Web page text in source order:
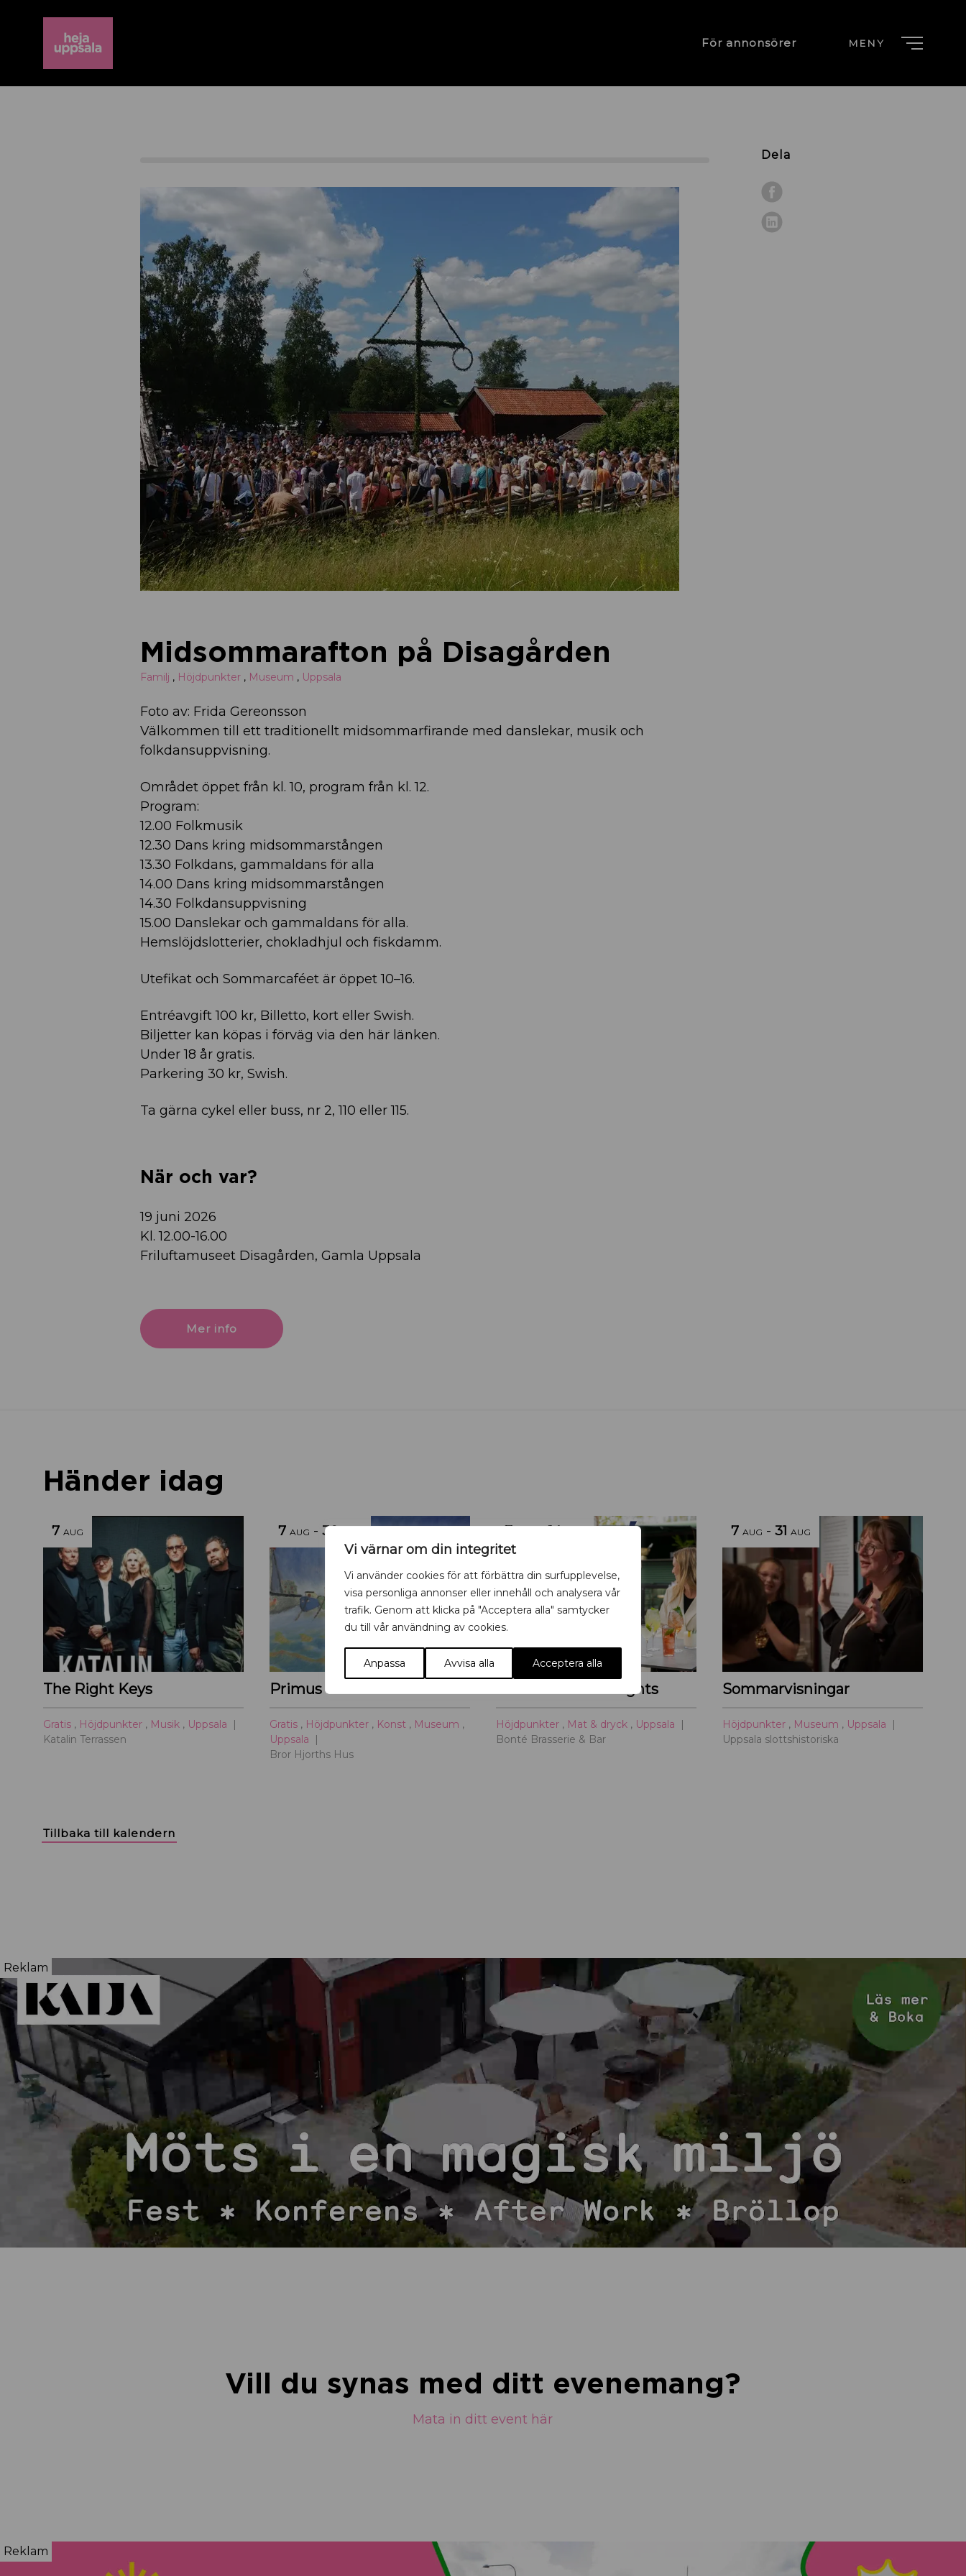
Vi värnar om din integritet
Vi använder cookies för att förbättra din surfupplevelse,
visa personliga annonser eller innehåll och analysera vår
trafik. Genom att klicka på "Acceptera alla" samtycker
du till vår användning av cookies.
Anpassa Avvisa alla Acceptera alla
För annonsörer MENY
Dela
Midsommarafton på Disagården
Familj , Höjdpunkter , Museum , Uppsala
Foto av: Frida Gereonsson
Välkommen till ett traditionellt midsommarfirande med danslekar, musik och
folkdansuppvisning.
Området öppet från kl. 10, program från kl. 12.
Program:
12.00 Folkmusik
12.30 Dans kring midsommarstången
13.30 Folkdans, gammaldans för alla
14.00 Dans kring midsommarstången
14.30 Folkdansuppvisning
15.00 Danslekar och gammaldans för alla.
Hemslöjdslotterier, chokladhjul och fiskdamm.
Utefikat och Sommarcaféet är öppet 10–16.
Entréavgift 100 kr, Billetto, kort eller Swish.
Biljetter kan köpas i förväg via den här länken.
Under 18 år gratis.
Parkering 30 kr, Swish.
Ta gärna cykel eller buss, nr 2, 110 eller 115.
När och var?
19 juni 2026
Kl. 12.00-16.00
Friluftamuseet Disagården, Gamla Uppsala
Mer info
Händer idag
7 AUG
The Right Keys
Gratis , Höjdpunkter , Musik , Uppsala
Katalin Terrassen
7 AUG - 30
Gratis , Höjdpunkter , Konst , Museum ,
Uppsala
Bror Hjorths Hus
7 -14
Bonté Summer Nights
Höjdpunkter , Mat & dryck , Uppsala
Bonté Brasserie & Bar
7 AUG - 31 AUG
Sommarvisningar
Höjdpunkter , Museum , Uppsala
Uppsala slottshistoriska
Tillbaka till kalendern
Reklam
Vill du synas med ditt evenemang?
Mata in ditt event här
Reklam